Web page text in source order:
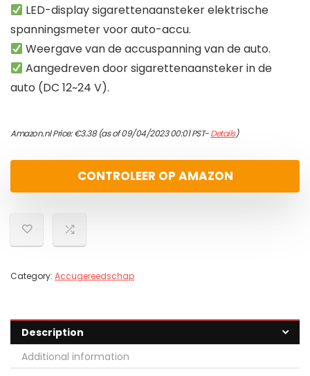
LED-display sigarettenaansteker elektrische
spanningsmeter voor auto-accu.
Weergave van de accuspanning van de auto.
Aangedreven door sigarettenaansteker in de
auto (DC 12~24 V).
Amazon.nl Price:€3.38(as of 09/04/2023 00:01 PST-Details)
CONTROLEER OP AMAZON
Category: Accugereedschap
Description
Additional information